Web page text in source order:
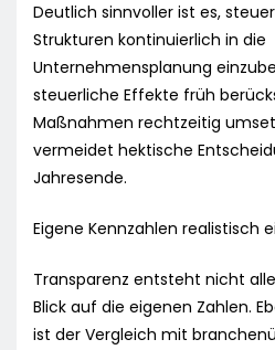
Deutlich sinnvoller ist es,
Strukturen kontinuierlich in die
Unternehmensplanung
steuerliche Effekte früh
Maßnahmen rechtzeitig
vermeidet hektische
Jahresende.
Eigene Kennzahlen realistisch
Transparenz entsteht nicht
Blick auf die eigenen Zahlen.
ist der Vergleich mit